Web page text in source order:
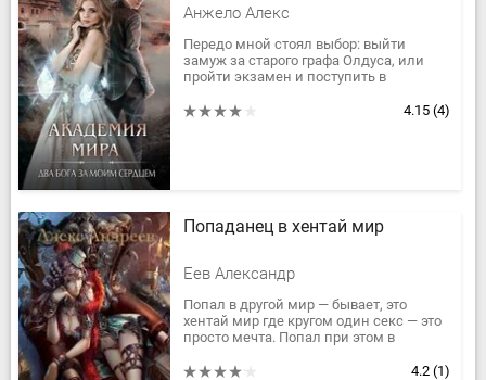
Анжело Алекс
Передо мной стоял выбор: выйти
замуж за старого графа Олдуса, или
пройти экзамен и поступить в
выбрала второе. Казалось, все
4.15 (4)
Попаданец в хентай мир
Еев Александр
Попал в другой мир — бывает, это
хентай мир где кругом один секс — это
просто мечта. Попал при этом в
стараются трахнуть все...
4.2 (1)